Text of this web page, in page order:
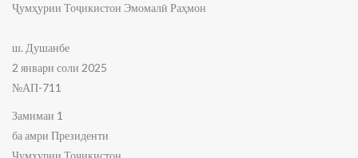
Ҷумҳурии Тоҷикистон Эмомалӣ Раҳмон
ш. Душанбе
2 январи соли 2025
№АП-711
Замимаи 1
ба амри Президенти